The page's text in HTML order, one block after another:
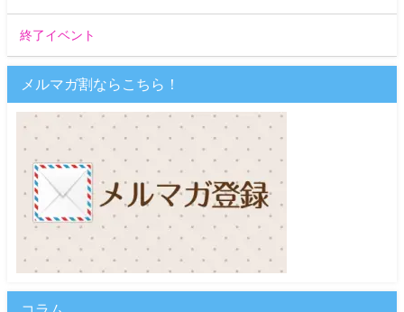
終了イベント
メルマガ割ならこちら！